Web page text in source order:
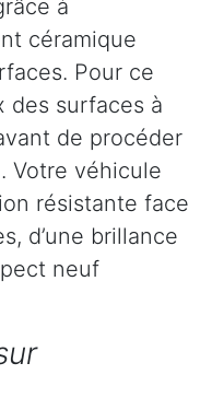
à
céramique
Pour ce
des surfaces à
de procéder
Votre véhicule
résistante face
d’une brillance
neuf